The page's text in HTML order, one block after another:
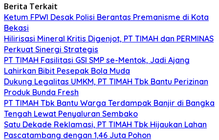
Berita Terkait
Ketum FPWI Desak Polisi Berantas Premanisme di Kota
Bekasi
Hilirisasi Mineral Kritis Digenjot, PT TIMAH dan PERMINAS
Perkuat Sinergi Strategis
PT TIMAH Fasilitasi GSI SMP se-Mentok, Jadi Ajang
Lahirkan Bibit Pesepak Bola Muda
Dukung Legalitas UMKM, PT TIMAH Tbk Bantu Perizinan
Produk Bunda Fresh
PT TIMAH Tbk Bantu Warga Terdampak Banjir di Bangka
Tengah Lewat Penyaluran Sembako
Satu Dekade Reklamasi, PT TIMAH Tbk Hijaukan Lahan
Pascatambang dengan 1,46 Juta Pohon